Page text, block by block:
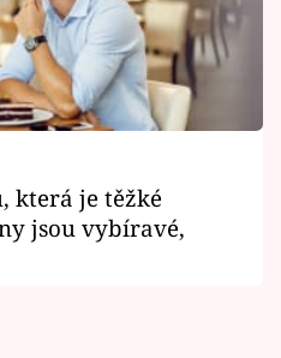
která je těžké
jsou vybíravé,